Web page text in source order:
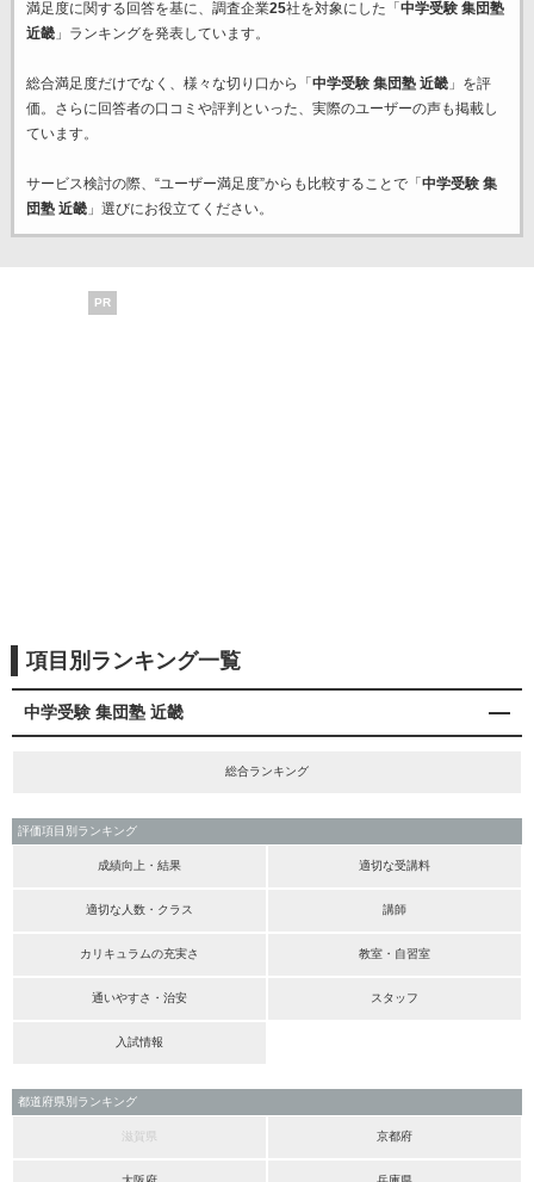
満足度に関する回答を基に、調査企業25社を対象にした「 中学受験 集団塾
近畿」ランキングを発表しています。
総合満足度だけでなく、様々な切り口から「 中学受験 集団塾 近畿」を評
価。さらに回答者の口コミや評判といった、実際のユーザーの声も掲載し
ています。
サービス検討の際、“ユーザー満足度”からも比較することで「 中学受験 集
団塾 近畿」選びにお役立てください。
PR
項目別ランキング一覧
中学受験 集団塾 近畿
総合ランキング
評価項目別ランキング
成績向上・結果 適切な受講料
適切な人数・クラス 講師
カリキュラムの充実さ 教室・自習室
通いやすさ・治安 スタッフ
入試情報
都道府県別ランキング
滋賀県 京都府